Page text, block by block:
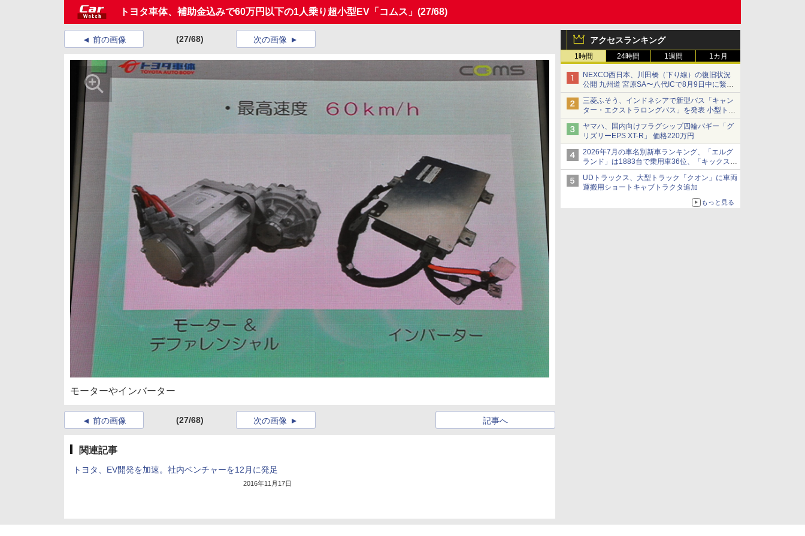
トヨタ車体、補助金込みで60万円以下の1人乗り超小型EV「コムス」 (27/68)
アクセスランキング
1時間 24時間 1週間 1カ月
NEXCO西日本、川田橋（下り線）の復旧状況
公開 九州道 宮原SA〜八代ICで8月9日中に緊急
車両を通行可能に
三菱ふそう、インドネシアで新型バス「キャン
ター・エクストラロングバス」を発表 小型トラ
ックベースの観光・旅客輸送向けバス
ヤマハ、国内向けフラグシップ四輪バギー「グ
リズリーEPS XT-R」 価格220万円
2026年7月の車名別新車ランキング、「エルグ
ランド」は1883台で乗用車36位、「キックス」
は2591台で27位に
UDトラックス、大型トラック「クオン」に車両
運搬用ショートキャブトラクタ追加
もっと見る
前の画像 (27/68) 次の画像
モーターやインバーター
前の画像 (27/68) 記事へ
次の画像
関連記事
トヨタ、EV開発を加速。社内ベンチャーを12月に発足
2016年11月17日